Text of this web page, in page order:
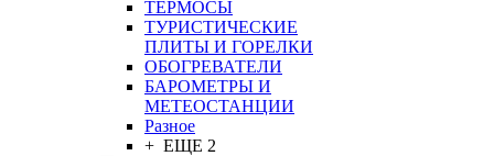
ТЕРМОСЫ
ТУРИСТИЧЕСКИЕ
ПЛИТЫ И ГОРЕЛКИ
ОБОГРЕВАТЕЛИ
БАРОМЕТРЫ И
МЕТЕОСТАНЦИИ
Разное
+ ЕЩЕ 2